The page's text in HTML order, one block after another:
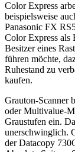
Color Express
beispielsweise
Panasonic FX
Color Express als
Besitzer eines
führen möchte,
Ruhestand zu
kaufen.
Grauton-Scanner
oder Multivalue-
Graustufen ein.
unerschwinglich.
der Datacopy